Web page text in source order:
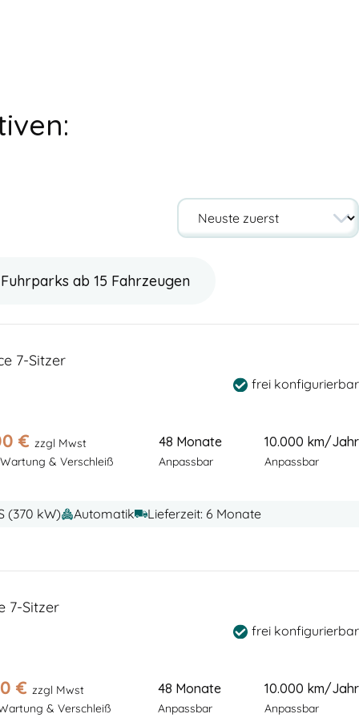
Fuhrparks ab 15 Fahrzeugen
7-Sitzer
frei konfigurierbar
€ zzgl Mwst
& Verschleiß
48 Monate
Anpassbar
10.000 km/Jahr
Anpassbar
(370 kW) Automatik Lieferzeit: 6 Monate
7-Sitzer
frei konfigurierbar
€ zzgl Mwst
& Verschleiß
48 Monate
Anpassbar
10.000 km/Jahr
Anpassbar